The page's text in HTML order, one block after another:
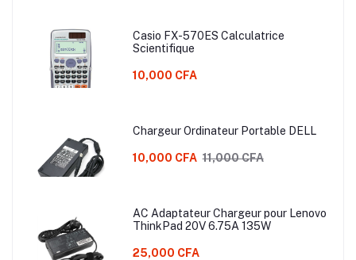
Casio FX-570ES Calculatrice
Scientifique
10,000 CFA
Chargeur Ordinateur Portable DELL
10,000 CFA 11,000 CFA
AC Adaptateur Chargeur pour Lenovo
ThinkPad 20V 6.75A 135W
25,000 CFA